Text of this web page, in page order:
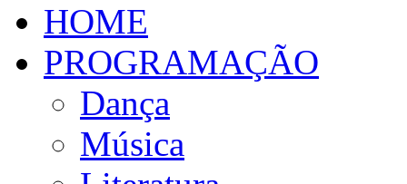
HOME
PROGRAMAÇÃO
Dança
Música